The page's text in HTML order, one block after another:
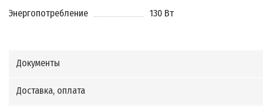
Энергопотребление
130 Вт
Документы
Доставка, оплата